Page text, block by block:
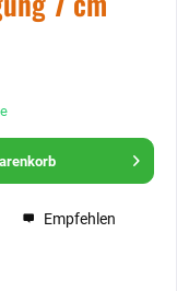
Empfehlen